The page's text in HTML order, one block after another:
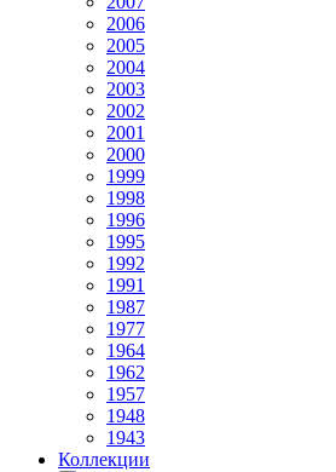
2006
2005
2004
2003
2002
2001
2000
1999
1998
1996
1995
1992
1991
1987
1977
1964
1962
1957
1948
1943
Коллекции